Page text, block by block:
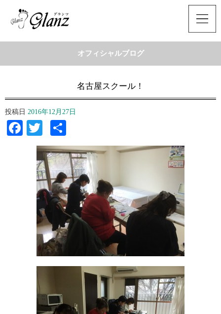
オフィシャルブログ
名古屋スクール！
投稿日 2016年12月27日
Facebook
Twitter
有